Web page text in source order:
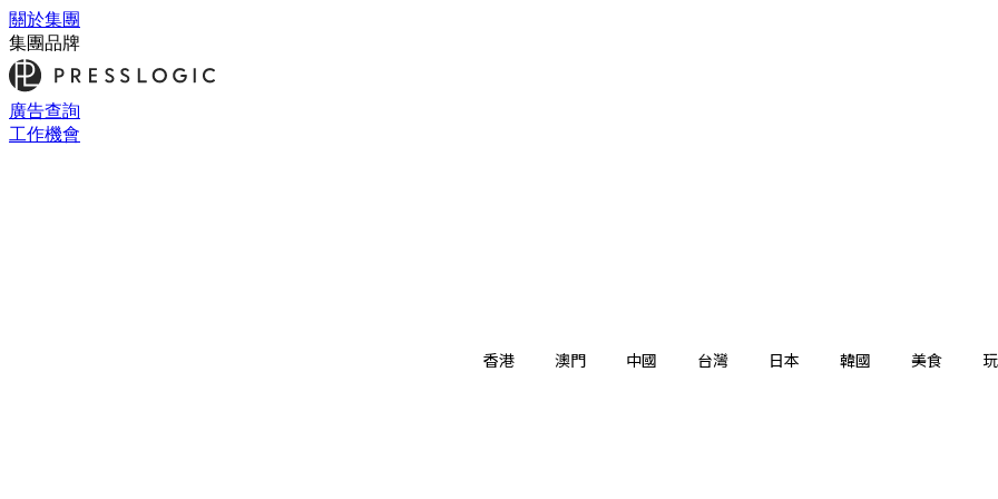
關於集團
集團品牌
廣告查詢
工作機會
香港 澳門 中國 台灣 日本 韓國 美食